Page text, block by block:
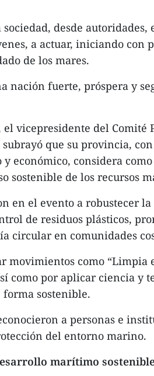
desde autoridades,
a actuar, iniciando con
de los mares.
nación fuerte, próspera y
vicepresidente del Comité
que su provincia,
económico, considera
sostenible de los recursos
en el evento a robustecer
de residuos plásticos,
circular en comunidades
movimientos como “Limpia
como por aplicar ciencia y
sostenible.
a personas e
del entorno marino.
marítimo